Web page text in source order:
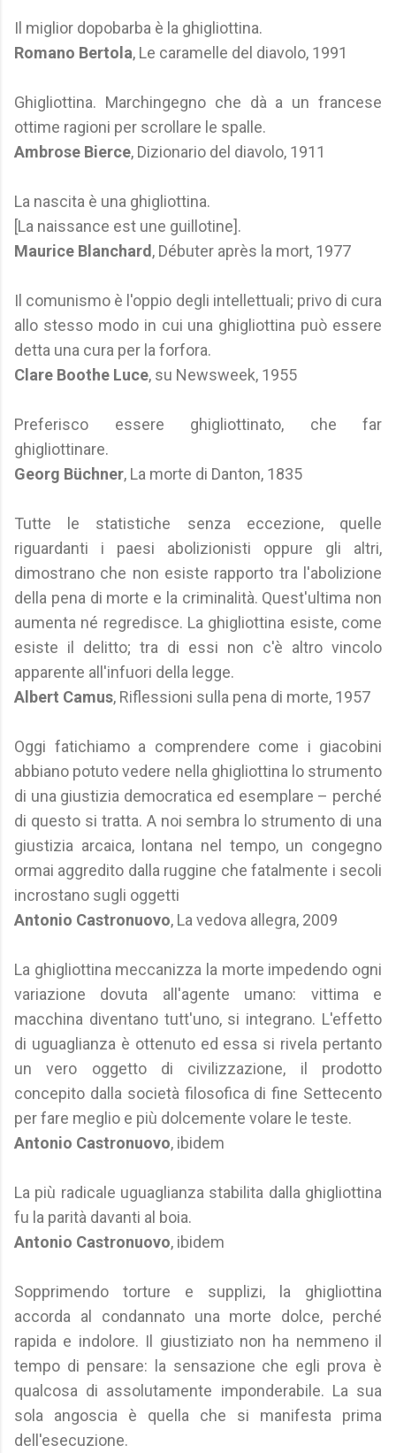
Il miglior dopobarba è la ghigliottina.
Romano Bertola, Le caramelle del diavolo, 1991
Ghigliottina. Marchingegno che dà a un francese
ottime ragioni per scrollare le spalle.
Ambrose Bierce, Dizionario del diavolo, 1911
La nascita è una ghigliottina.
[La naissance est une guillotine].
Maurice Blanchard , Débuter après la mort, 1977
Il comunismo è l'oppio degli intellettuali; privo di cura
allo stesso modo in cui una ghigliottina può essere
detta una cura per la forfora.
Clare Boothe Luce, su Newsweek, 1955
Preferisco essere ghigliottinato, che far
ghigliottinare.
Georg Büchner, La morte di Danton, 1835
Tutte le statistiche senza eccezione, quelle
riguardanti i paesi abolizionisti oppure gli altri,
dimostrano che non esiste rapporto tra l'abolizione
della pena di morte e la criminalità. Quest'ultima non
aumenta né regredisce. La ghigliottina esiste, come
esiste il delitto; tra di essi non c'è altro vincolo
apparente all'infuori della legge.
Albert Camus, Riflessioni sulla pena di morte, 1957
Oggi fatichiamo a comprendere come i giacobini
abbiano potuto vedere nella ghigliottina lo strumento
di una giustizia democratica ed esemplare – perché
di questo si tratta. A noi sembra lo strumento di una
giustizia arcaica, lontana nel tempo, un congegno
ormai aggredito dalla ruggine che fatalmente i secoli
incrostano sugli oggetti
Antonio Castronuovo, La vedova allegra, 2009
La ghigliottina meccanizza la morte impedendo ogni
variazione dovuta all'agente umano: vittima e
macchina diventano tutt'uno, si integrano. L'effetto
di uguaglianza è ottenuto ed essa si rivela pertanto
un vero oggetto di civilizzazione, il prodotto
concepito dalla società filosofica di fine Settecento
per fare meglio e più dolcemente volare le teste.
Antonio Castronuovo, ibidem
La più radicale uguaglianza stabilita dalla ghigliottina
fu la parità davanti al boia.
Antonio Castronuovo, ibidem
Sopprimendo torture e supplizi, la ghigliottina
accorda al condannato una morte dolce, perché
rapida e indolore. Il giustiziato non ha nemmeno il
tempo di pensare: la sensazione che egli prova è
qualcosa di assolutamente imponderabile. La sua
sola angoscia è quella che si manifesta prima
dell'esecuzione.